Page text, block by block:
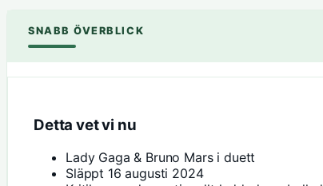
SNABB ÖVERBLICK
Detta vet vi nu
Lady Gaga & Bruno Mars i duett
Släppt 16 augusti 2024